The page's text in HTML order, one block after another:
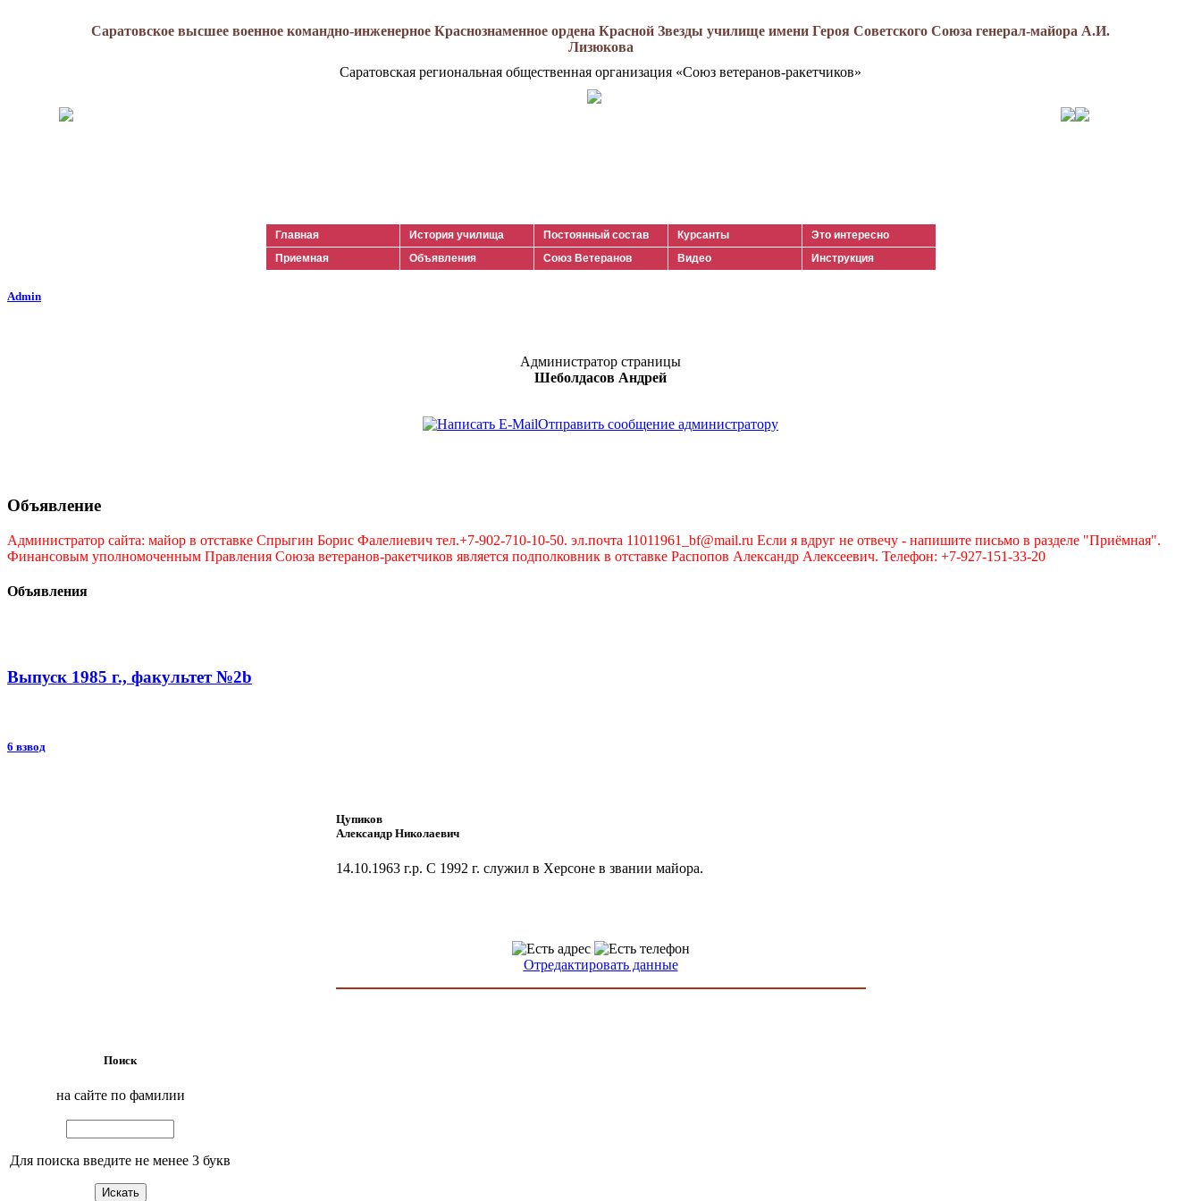
Саратовское высшее военное командно-инженерное Краснознаменное ордена Красной Звезды училище имени Героя Советского Союза генерал-майора А.И.
Лизюкова
Саратовская региональная общественная организация «Союз ветеранов-ракетчиков»
Главная История училища Постоянный состав Курсанты
Это интересно
Приемная
Объявления Союз Ветеранов Видео Инструкция
Admin
Администратор страницы
Шеболдасов Андрей
Отправить сообщение администратору
Объявление
Администратор сайта: майор в отставке Спрыгин Борис Фалелиевич тел.+7-902-710-10-50. эл.почта 11011961_bf@mail.ru Если я вдруг не отвечу - напишите письмо в разделе "Приёмная".
Финансовым уполномоченным Правления Союза ветеранов-ракетчиков является подполковник в отставке Распопов Александр Алексеевич. Телефон: +7-927-151-33-20
Объявления
Выпуск 1985 г., факультет №2b
6 взвод
Цупиков
Александр Николаевич
14.10.1963 г.р. C 1992 г. служил в Херсоне в звании майора.
Отредактировать данные
Поиск
на сайте по фамилии
Для поиска введите не менее 3 букв